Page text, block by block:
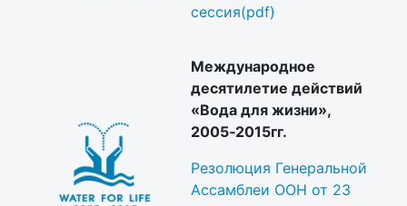
сессия(pdf)
Международное
десятилетие действий
«Вода для жизни»,
2005‐2015гг.
Резолюция Генеральной
Ассамблеи ООН от 23